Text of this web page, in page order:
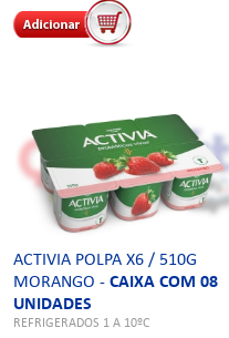
ACTIVIA POLPA X6 / 510G
MORANGO - CAIXA COM 08
UNIDADES
REFRIGERADOS 1 A 10ºC